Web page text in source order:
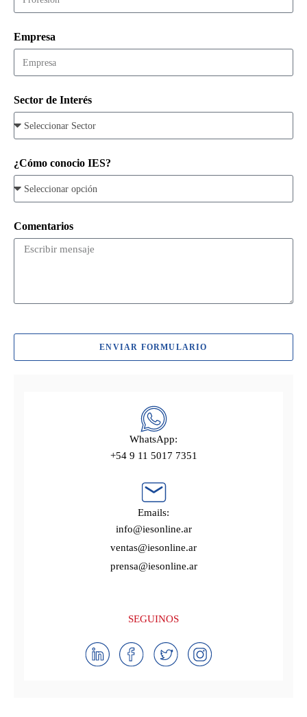
Empresa
Sector de Interés
¿Cómo conocio IES?
Comentarios
ENVIAR FORMULARIO
WhatsApp:
+54 9 11 5017 7351
Emails:
info@iesonline.ar
ventas@iesonline.ar
prensa@iesonline.ar
SEGUINOS